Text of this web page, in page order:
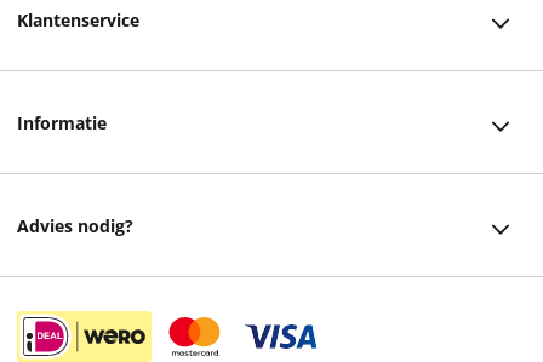
Klantenservice
Retourneren
Informatie
Advies nodig?
Instagram